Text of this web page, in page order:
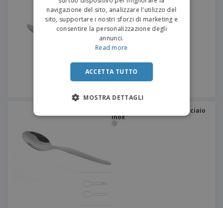
inox - Citania
Cucchiaio da tavola in acciaio
inox
navigazione del sito, analizzare l'utilizzo del
sito, supportare i nostri sforzi di marketing e
consentire la personalizzazione degli
annunci.
Read more
ACCETTA TUTTO
MOSTRA DETTAGLI